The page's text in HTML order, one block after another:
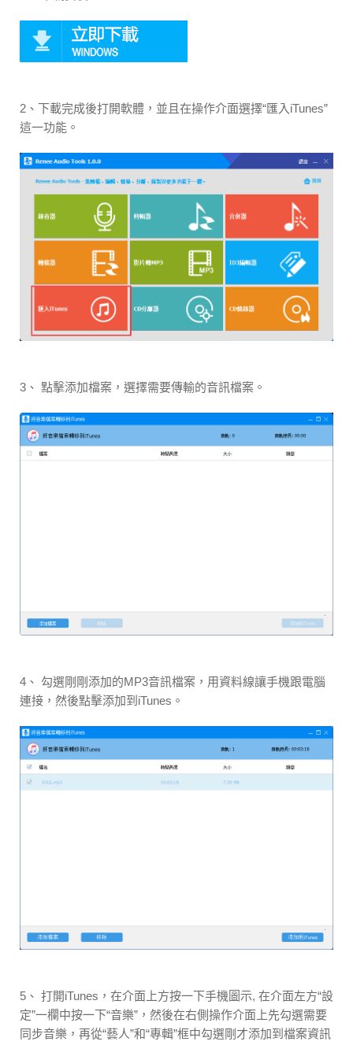
2、下載完成後打開軟體，並且在操作介面選擇“匯入iTunes”
這一功能。
3、 點擊添加檔案，選擇需要傳輸的音訊檔案。
4、 勾選剛剛添加的MP3音訊檔案，用資料線讓手機跟電腦
連接，然後點擊添加到iTunes。
5、 打開iTunes，在介面上方按一下手機圖示, 在介面左方“設
定”一欄中按一下“音樂”，然後在右側操作介面上先勾選需要
同步音樂，再從“藝人”和“專輯”框中勾選剛才添加到檔案資訊